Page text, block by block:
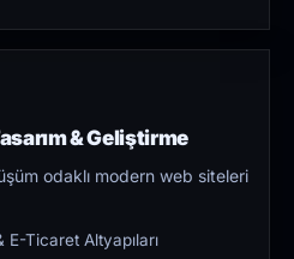
& Geliştirme
odaklı modern web siteleri
Ticaret Altyapıları